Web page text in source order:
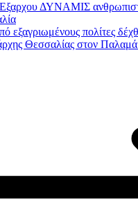
ΔΥΝΑΜΙΣ
εξαγριωμένους πολίτες
Θεσσαλίας στον Παλαμά